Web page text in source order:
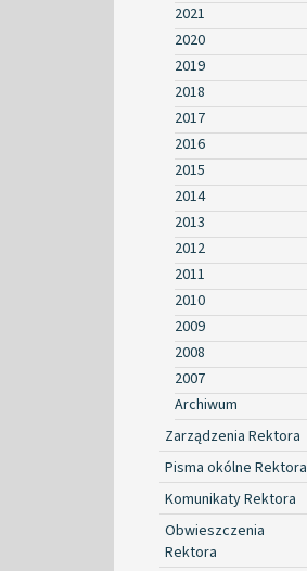
2021
2020
2019
2018
2017
2016
2015
2014
2013
2012
2011
2010
2009
2008
2007
Archiwum
Zarządzenia Rektora
Pisma okólne Rektora
Komunikaty Rektora
Obwieszczenia
Rektora